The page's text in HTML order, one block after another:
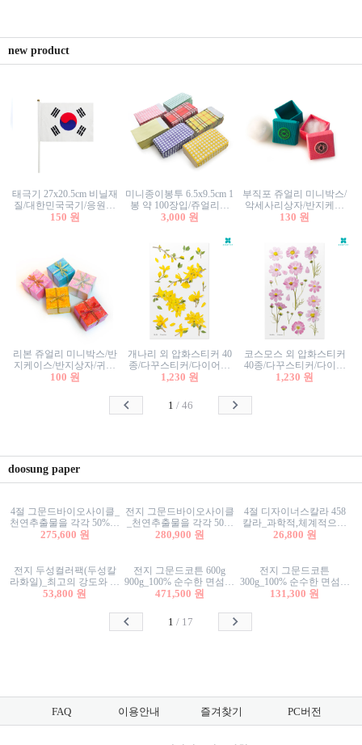
new product
태극기 27x20.5cm 비닐재
질/대한민국국기/응원깃
발/행사깃발
150 원
미니종이봉투 6.5x9.5cm 1
봉 약 100장입/쥬얼리봉
투/증명사진봉투/악세사
3,000 원
부직포 쥬얼리 미니박스/
악세사리상자/반지케이
스/반지상자/귀걸이상자/
130 원
리본 쥬얼리 미니박스/반
지케이스/반지상자/귀걸
이상자/귀걸이박스/악세
100 원
개나리 외 압화스티커 40
종/다꾸스티커/다이어리
꾸미기/꽃스티커/자연물
1,230 원
코스모스 외 압화스티커
40종/다꾸스티커/다이어
리꾸미기/꽃스티커/자연
1,230 원
1 /46
doosung paper
4절 그문드바이오사이클_
천연추출물을 각각 50%이
상 함유한 친환경그래픽
275,600 원
전지 그문드바이오사이클
_천연추출물을 각각 50%
이상 함유한 친환경그래
280,900 원
4절 디자이너스칼라 458
칼라_과학적,체계적으로
분류된 200색을 갖춘 색지
26,800 원
전지 두성컬러팩(두성칼
라화일)_최고의 강도와 평
활성을 지닌 다양한 컬러
53,800 원
전지 그문드코튼 600g
900g_100% 순수한 면섬유
로 만든 친환경프리미엄
471,500 원
전지 그문드코튼
300g_100% 순수한 면섬유
로 만든 친환경프리미엄
131,300 원
1 / 17
FAQ 이용안내 즐겨찾기 PC버전